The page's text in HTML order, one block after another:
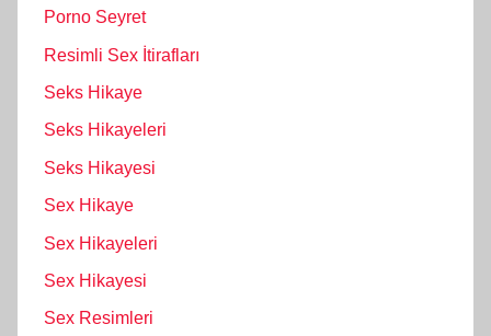
Porno Seyret
Resimli Sex İtirafları
Seks Hikaye
Seks Hikayeleri
Seks Hikayesi
Sex Hikaye
Sex Hikayeleri
Sex Hikayesi
Sex Resimleri